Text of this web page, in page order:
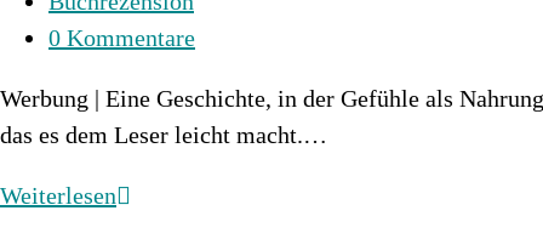
Fae
Kategorie:
Beitrags-
0 Kommentare
Werbung | Eine Geschichte, in der Gefühle als
das es dem Leser leicht macht.…
WeiterlesenKardia